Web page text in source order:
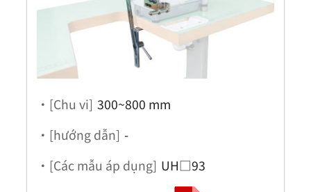
・[Chu vi] 300~800 mm
・[hướng dẫn] -
・[Các mẫu áp dụng] UH□93